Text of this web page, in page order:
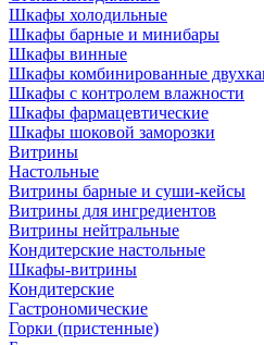
Шкафы холодильные
Шкафы барные и минибары
Шкафы винные
Шкафы комбинированные
Шкафы с контролем влажности
Шкафы фармацевтические
Шкафы шоковой заморозки
Витрины
Настольные
Витрины барные и суши-кейсы
Витрины для ингредиентов
Витрины нейтральные
Кондитерские настольные
Шкафы-витрины
Кондитерские
Гастрономические
Горки (пристенные)